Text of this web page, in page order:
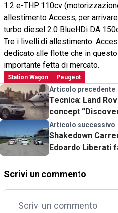
1.2 e-THP 110cv
allestimento Access, per
turbo diesel 2.0 BlueHDi DA
Tre i livelli di allestimento:
dedicato alle flotte che in
importante fetta di mercato.
Station Wagon Peugeot
Articolo precedente
Tecnica: Land
concept
Articolo successivo
Shakedown
Edoardo Liberati
Scrivi un commento